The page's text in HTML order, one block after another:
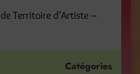
Territoire d’Artiste –
Catégories